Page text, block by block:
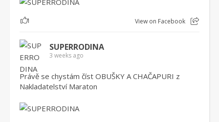
1 View on Facebook
SUPERRODINA
3 weeks ago
Právě se chystám číst OBUŠKY A CHAČAPURI z
Nakladatelství Maraton